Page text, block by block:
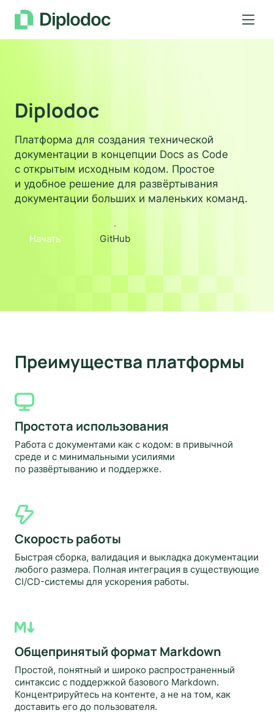
Diplodoc
Платформа для создания технической
документации в концепции Docs as Сode
с открытым исходным кодом. Простое
и удобное решение для развёртывания
документации больших и маленьких команд.
Начать GitHub
Преимущества платформы
Простота использования
Работа с документами как с кодом: в привычной
среде и с минимальными усилиями
по развёртыванию и поддержке.
Скорость работы
Быстрая сборка, валидация и выкладка документации
любого размера. Полная интеграция в существующие
CI/CD-системы для ускорения работы.
Общепринятый формат Markdown
Простой, понятный и широко распространенный
синтаксис с поддержкой базового Markdown.
Концентрируйтесь на контенте, а не на том, как
доставить его до пользователя.
Онлайн редактор
Тelegram
Github
Язык